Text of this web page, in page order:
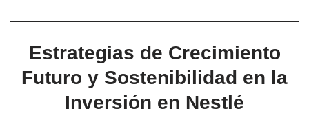
Estrategias de Crecimiento
Futuro y Sostenibilidad en la
Inversión en Nestlé